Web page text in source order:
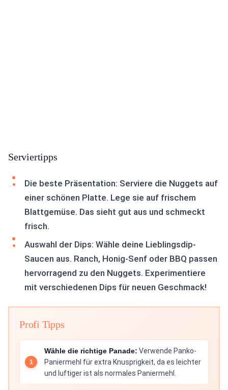
Serviertipps
Die beste Präsentation: Serviere die Nuggets auf
einer schönen Platte. Lege sie auf frischem
Blattgemüse. Das sieht gut aus und schmeckt
frisch.
Auswahl der Dips: Wähle deine Lieblingsdip-
Saucen aus. Ranch, Honig-Senf oder BBQ passen
hervorragend zu den Nuggets. Experimentiere
mit verschiedenen Dips für neuen Geschmack!
Profi Tipps
Wähle die richtige Panade: Verwende Panko-
Paniermehl für extra Knusprigkeit, da es leichter
und luftiger ist als normales Paniermehl.